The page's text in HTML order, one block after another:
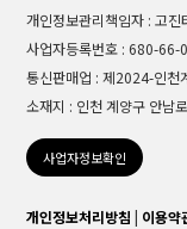
개인정보관리책임자 : 고진
사업자등록번호 : 680-66-
통신판매업 : 제2024-인천
소재지 : 인천 계양구 안남
사업자정보확인
개인정보처리방침 | 이용약